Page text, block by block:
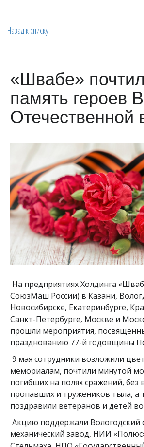
Назад к списку
«Швабе» почтил
память героев
Отечественной
На предприятиях Холдинга
СоюзМаш России) в Казани,
Новосибирске, Екатеринбурге,
Санкт-Петербурге, Москве и
прошли мероприятия,
празднованию 77-й годовщины
9 мая сотрудники возложили
мемориалам, почтили минутой
погибших на полях сражений, без
пропавших и тружеников тыла, а
поздравили ветеранов и детей
Акцию поддержали Вологодский
механический завод, НИИ